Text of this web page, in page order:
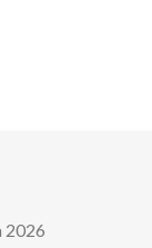
2026